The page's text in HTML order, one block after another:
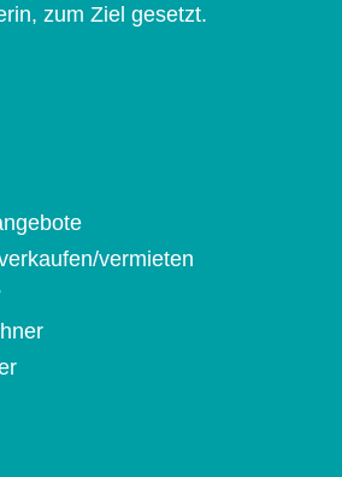
zum Ziel gesetzt.
vermieten